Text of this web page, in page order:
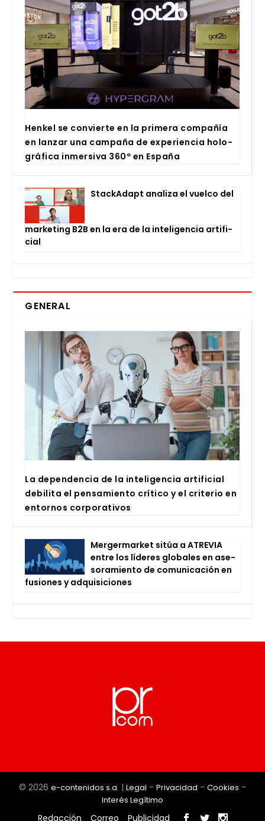
Hen­kel se con­vier­te en la pri­me­ra com­pa­ñía
en lan­zar una cam­pa­ña de expe­rien­cia holo­
grá­fi­ca inmer­si­va 360º en Espa­ña
Stac­kA­dapt ana­li­za el vuel­co del
mar­ke­ting B2B en la era de la inte­li­gen­cia arti­fi­
cial
GENERAL
La depen­den­cia de la inte­li­gen­cia arti­fi­cial
debi­li­ta el pen­sa­mien­to crí­ti­co y el cri­te­rio en
entor­nos cor­po­ra­ti­vos
Mer­ger­mar­ket sitúa a ATRE­VIA
entre los líde­res glo­ba­les en ase­
so­ra­mien­to de comu­ni­ca­ción en
fusio­nes y adqui­si­cio­nes
© 2026 e-contenidos s.a. | Legal - Privacidad - Cookies -
Interés Legítimo
Redacción Correo Publicidad